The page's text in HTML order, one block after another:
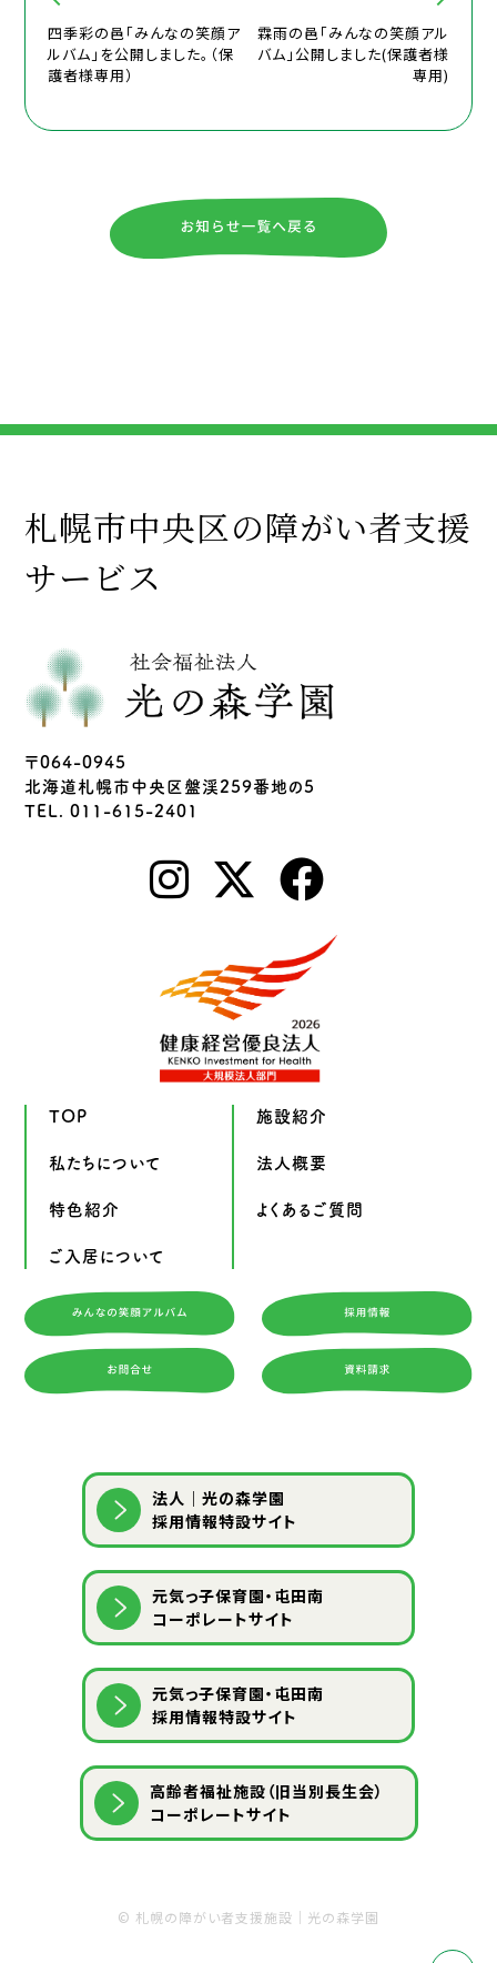
四季彩の邑「みんなの笑顔ア
ルバム」を公開しました。（保
護者様専用）
霖雨の邑「みんなの笑顔アル
バム」公開しました(保護者様
専用)
札幌市中央区の障がい者支援
サービス
〒064-0945
北海道札幌市中央区盤渓259番地の5
TEL. 011-615-2401
TOP
私たちについて
特色紹介
ご入居について
施設紹介
法人概要
よくあるご質問
法人｜光の森学園
採用情報特設サイト
元気っ子保育園・屯田南
コーポレートサイト
元気っ子保育園・屯田南
採用情報特設サイト
⾼齢者福祉施設（旧当別⻑⽣会）
コーポレートサイト
© 札幌の障がい者支援施設｜光の森学園